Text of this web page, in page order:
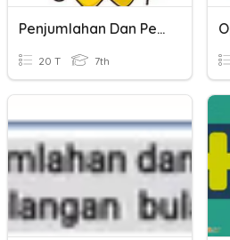
Penjumlahan Dan Pengurangan Bilangan Bulat
20 T 7th